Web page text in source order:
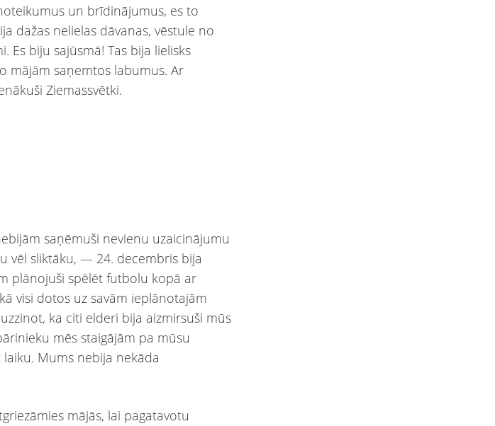
un brīdinājumus, es to
dažas nelielas dāvanas, vēstule no
Es biju sajūsmā! Tas bija lielisks
mājām saņemtos labumus. Ar
Ziemassvētki.
saņēmuši nevienu uzaicinājumu
vēl sliktāku, — 24. decembris bija
plānojuši spēlēt futbolu kopā ar
visi dotos uz savām ieplānotajām
ka citi elderi bija aizmirsuši mūs
mēs staigājām pa mūsu
Mums nebija nekāda
mājās, lai pagatavotu